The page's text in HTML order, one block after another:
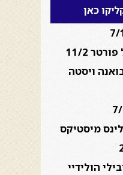
כאן
11/2
ויסטה
מיסטיקס
הולידיי